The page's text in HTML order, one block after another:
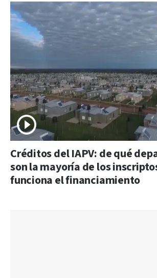
Créditos del IAPV: de qué
son la mayoría de los
funciona el financiamiento